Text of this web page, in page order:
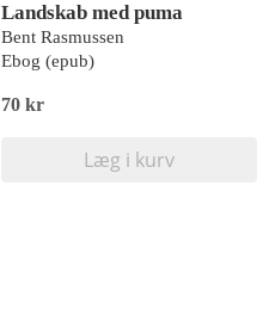
Landskab med puma
Bent Rasmussen
Ebog (epub)
70 kr
Læg i kurv